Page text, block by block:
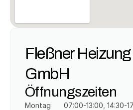
Fleßner
GmbH
Öffnungszeiten
Montag
07:00-13:00, 14:30-